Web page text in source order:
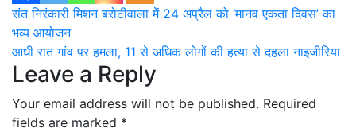
Post
navigation
संत निरंकारी मिशन बरोटीवाला में 24 अप्रैल को ‘मानव एकता दिवस’ का
भव्य आयोजन
आधी रात गांव पर हमला, 11 से अधिक लोगों की हत्या से दहला नाइजीरिया
Leave a Reply
Your email address will not be published. Required
fields are marked *